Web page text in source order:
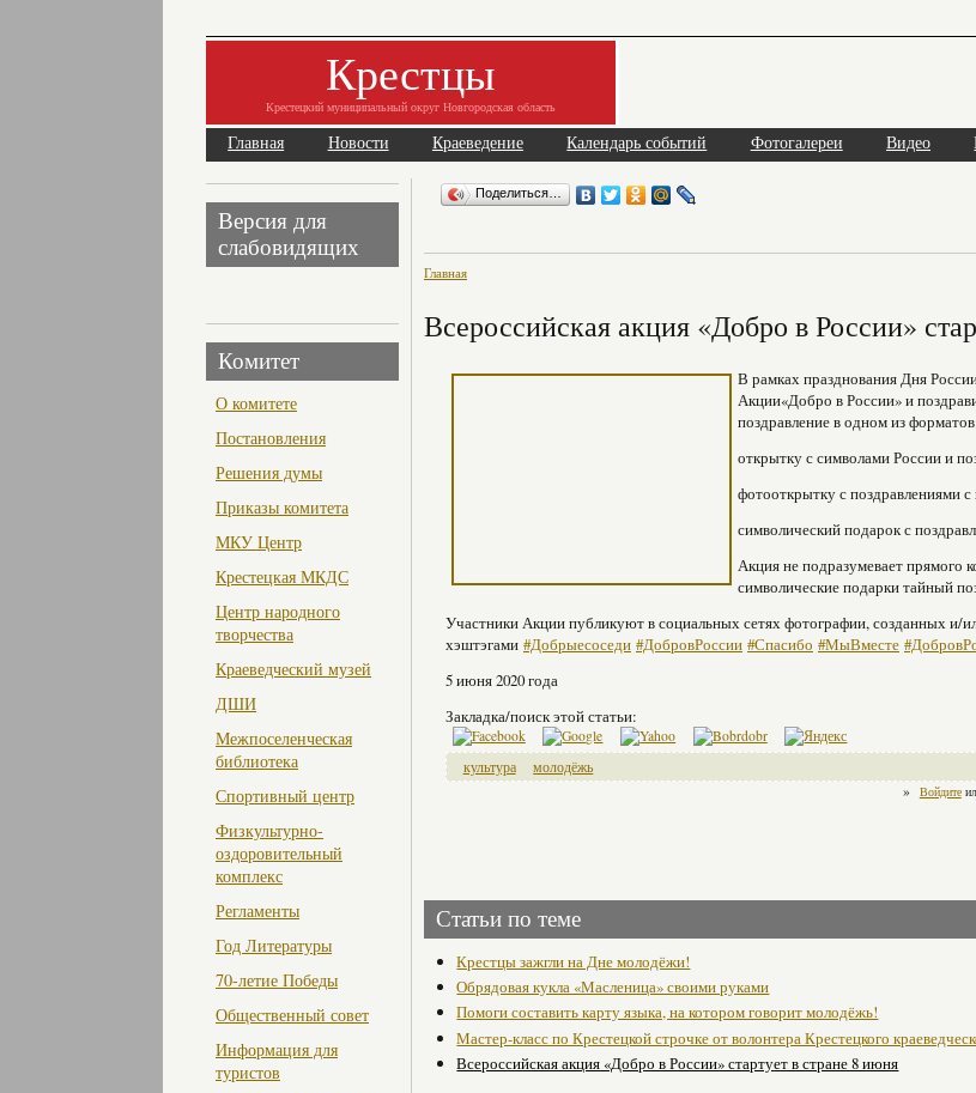
Крестцы
Крестецкий муниципальный округ Новгородская область
Главная Новости Краеведение Календарь событий Фотогалереи Видео
Версия для
слабовидящих
Комитет
О комитете
Постановления
Решения думы
Приказы комитета
МКУ Центр
Крестецкая МКДС
Центр народного
творчества
Краеведческий музей
ДШИ
Межпоселенческая
библиотека
Спортивный центр
Физкультурно-
оздоровительный
комплекс
Регламенты
Год Литературы
70-летие Победы
Общественный совет
Информация для
туристов
Поделиться…
Главная
Всероссийская акция «Добро в России»
В рамках празднования Дня
Акции«Добро в России» и
поздравление в одном из
открытку с символами России и
фотооткрытку с поздравлениями с
символический подарок с
Акция не подразумевает прямого
символические подарки тайный
Участники Акции публикуют в социальных сетях фотографии, созданных и/
хэштэгами #Добрыесоседи #ДобровРоссии #Спасибо #МыВместе
5 июня 2020 года
Закладка/поиск этой статьи:
культура
молодёжь
»
Войдите
Статьи по теме
Крестцы зажгли на Дне молодёжи!
Обрядовая кукла «Масленица» своими руками
Помоги составить карту языка, на котором говорит молодёжь!
Мастер-класс по Крестецкой строчке от волонтера Крестецкого
Всероссийская акция «Добро в России» стартует в стране 8 июня